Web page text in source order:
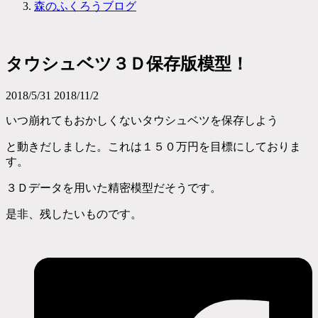
森のふくろうブログ
タウシュベツ３Ｄ保存版模型！
2018/5/31 2018/11/2
いつ崩れてもおかしくないタウシュベツを保存しよう
と動きだしました。これは１５０万円を目標にしておりま
す。
３Ｄデータを用いた精密模型だそうです。
是非、残したいものです。